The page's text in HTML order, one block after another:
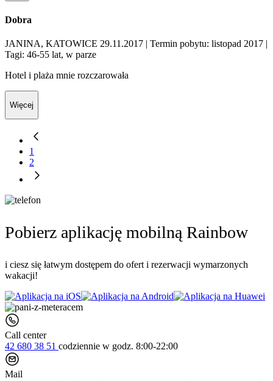
Dobra
JANINA, KATOWICE 29.11.2017 | Termin pobytu: listopad 2017 |
Tagi: 46-55 lat, w parze
Hotel i plaża mnie rozczarowała
Więcej
1
2
Pobierz aplikację mobilną Rainbow
i ciesz się łatwym dostępem do ofert i rezerwacji wymarzonych
wakacji!
Call center
42 680 38 51 codziennie w godz. 8:00-22:00
Mail